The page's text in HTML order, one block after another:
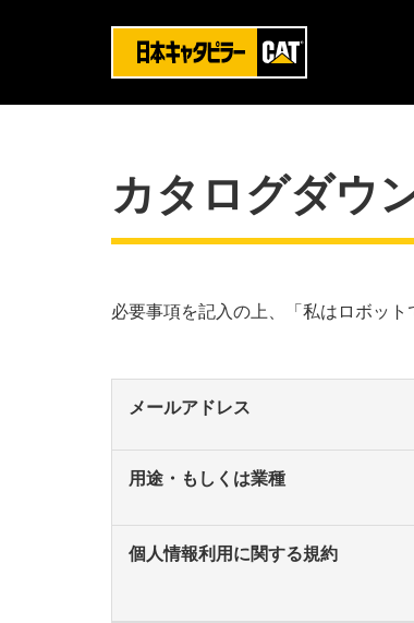
カタログダウ
必要事項を記入の上、「私はロボッ
メールアドレス
用途・もしくは業種
個人情報利用に関する規約